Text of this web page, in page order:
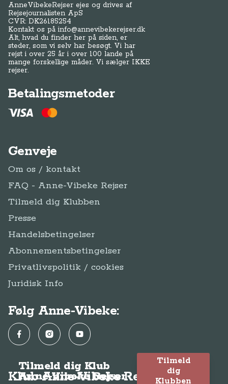
AnneVibekeRejser ejes og drives af
Rejsejournalisten ApS
CVR: DK26185254
Kontakt os påinfo@annevibekerejser.dk
Alt, hvad du finder her på siden, er
steder, som vi selv har besøgt. Vi har
rejst i over 25 år i over 100 lande på
mange forskellige måder. Vi sælger IKKE
rejser.
Betalingsmetoder
Genveje
Om os / kontakt
FAQ - Anne-Vibeke Rejser
Tilmeld dig Klubben
Presse
Handelsbetingelser
Abonnementsbetingelser
Privatlivspolitik / cookies
Juridisk Info
Følg Anne-Vibeke:
FacebookInstagramYouTube
Klub Anne-Vibeke Rejser
Tilmeld dig Klub
Anne-Vibeke Rejser
Tilmeld
dig
Klubben